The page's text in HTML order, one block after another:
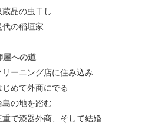
品の虫干し
の稲垣家
への道
ーニング店に住み込み
めて外商にでる
の地を踏む
で漆器外商、そして結婚